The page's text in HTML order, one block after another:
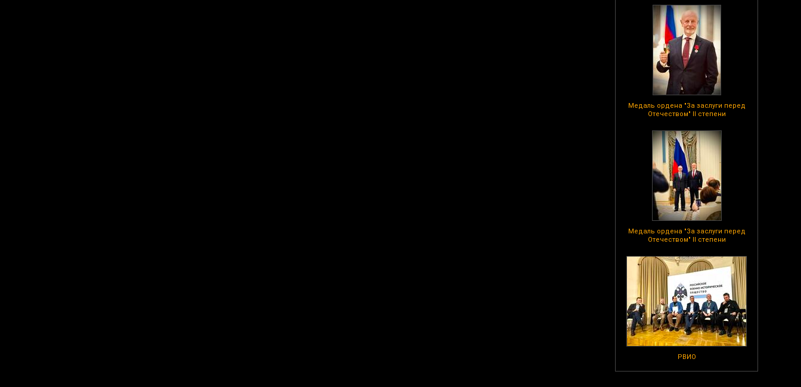
Медаль ордена "За заслуги перед
Отечеством" II степени
Медаль ордена "За заслуги перед
Отечеством" II степени
РВИО